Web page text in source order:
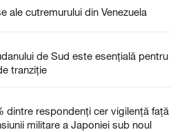
ale cutremurului din Venezuela
de Sud este esențială pentru
tranziție
dintre respondenți cer vigilență față
militare a Japoniei sub noul